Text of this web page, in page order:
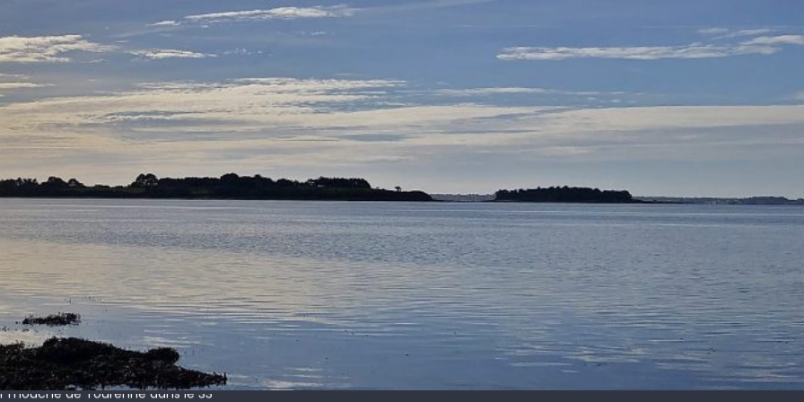
!
mouche de Tourenne dans le 33